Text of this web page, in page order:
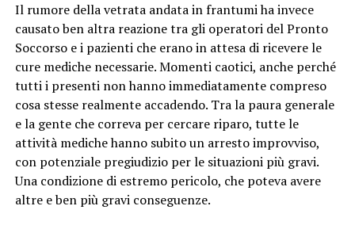
Il rumore della vetrata andata in frantumi ha invece
causato ben altra reazione tra gli operatori del Pronto
Soccorso e i pazienti che erano in attesa di ricevere le
cure mediche necessarie. Momenti caotici, anche perché
tutti i presenti non hanno immediatamente compreso
cosa stesse realmente accadendo. Tra la paura generale
e la gente che correva per cercare riparo, tutte le
attività mediche hanno subito un arresto improvviso,
con potenziale pregiudizio per le situazioni più gravi.
Una condizione di estremo pericolo, che poteva avere
altre e ben più gravi conseguenze.